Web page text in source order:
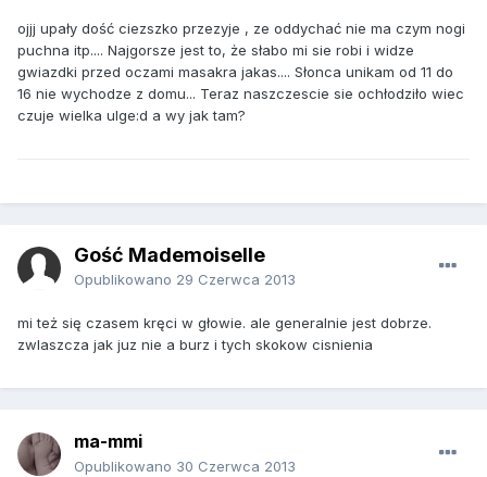
ojjj upały dość ciezszko przezyje , ze oddychać nie ma czym nogi
puchna itp.... Najgorsze jest to, że słabo mi sie robi i widze
gwiazdki przed oczami masakra jakas.... Słonca unikam od 11 do
16 nie wychodze z domu... Teraz naszczescie sie ochłodziło wiec
czuje wielka ulge:d a wy jak tam?
Gość Mademoiselle
Opublikowano 29 Czerwca 2013
mi też się czasem kręci w głowie. ale generalnie jest dobrze.
zwlaszcza jak juz nie a burz i tych skokow cisnienia
ma-mmi
Opublikowano 30 Czerwca 2013